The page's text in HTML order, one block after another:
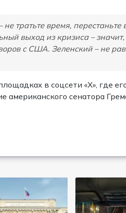
тратьте время,
выход из кризиса –
с США. Зеленский – не
в соцсети «Х», где
американского сенатора